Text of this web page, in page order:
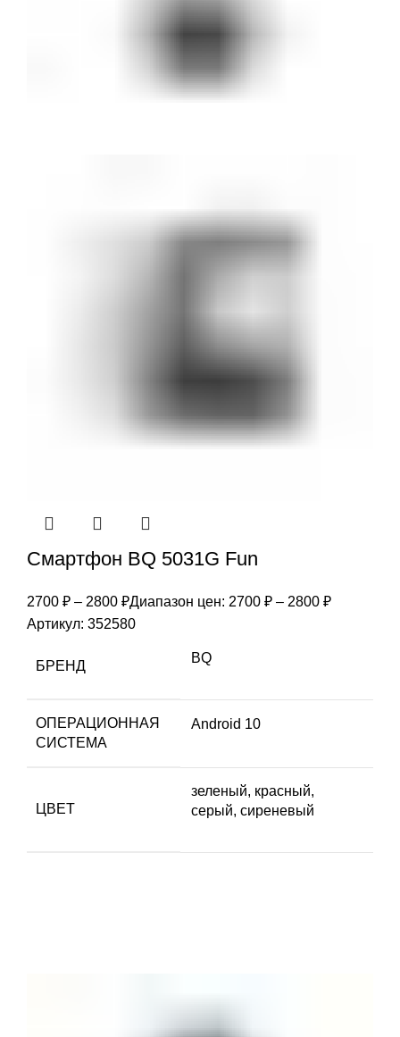
Смартфон BQ 5031G Fun
2700 ₽ – 2800 ₽Диапазон цен: 2700 ₽ – 2800 ₽
Артикул: 352580
БРЕНД
BQ
ОПЕРАЦИОННАЯ
СИСТЕМА
Android 10
ЦВЕТ
зеленый, красный,
серый, сиреневый